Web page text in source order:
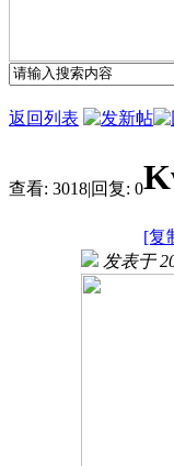
返回列表
查看: 3018|回复: 0
[复
发表于